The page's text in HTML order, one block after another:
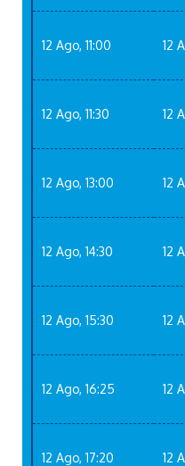
12 Ago, 11:00 12
12 Ago, 11:30 12
12 Ago, 13:00 12
12 Ago, 14:30 12
12 Ago, 15:30 12
12 Ago, 16:25 12
12 Ago, 17:20 12